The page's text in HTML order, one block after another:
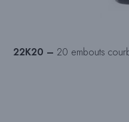
22K20 – 20 embouts